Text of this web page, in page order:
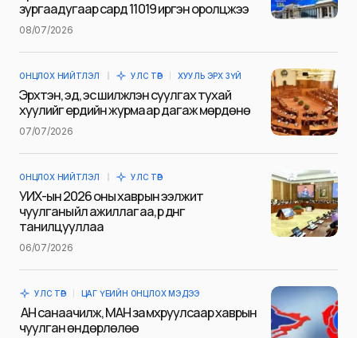
Сэтгэгдэл*
Name
time I comment.
Илгээх
зургаадугаар сард 11019 иргэн оролцжээ
08/07/2026
ОНЦЛОХ НИЙТЛЭЛ УЛС ТӨР ХУУЛЬ ЭРХ ЗҮЙ
Эрхтэн, эд, эс шилжүүлэн суулгах тухай
хуулийг ердийн журмаар дагаж мөрдөнө
07/07/2026
ОНЦЛОХ НИЙТЛЭЛ УЛС ТӨР
УИХ-ын 2026 оны хаврын ээлжит
чуулганы үйл ажиллагаа, үр дүнг
танилцууллаа
06/07/2026
УЛС ТӨР ЦАГ ҮЕИЙН ОНЦЛОХ МЭДЭЭ
АН санаачилж, МАН замхруулсаар хаврын
чуулган өндөрлөлөө